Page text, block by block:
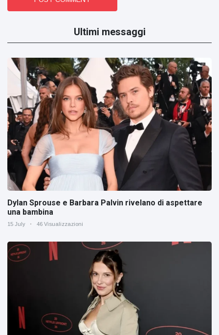
Ultimi messaggi
Dylan Sprouse e Barbara Palvin rivelano di aspettare
una bambina
15 July 46 Visualizzazioni